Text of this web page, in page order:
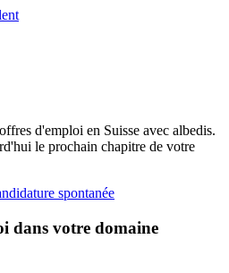
d'emploi en Suisse avec albedis.
le prochain chapitre de votre
spontanée
dans votre domaine